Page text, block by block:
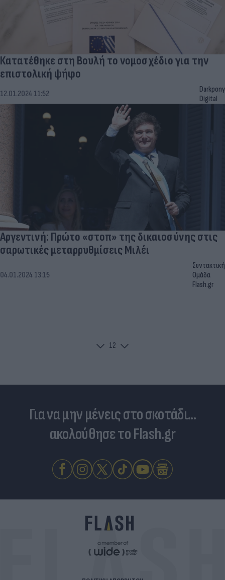
Κατατέθηκε στη Βουλή το νομοσχέδιο για την
επιστολική ψήφο
12.01.2024 11:52
Darkpony
Digital
Αργεντινή: Πρώτο «στοπ» της δικαιοσύνης στις
σαρωτικές μεταρρυθμίσεις Μιλέι
04.01.2024 13:15
Συντακτική
Ομάδα
Flash.gr
12
Για να μην μένεις στο σκοτάδι...
ακολούθησε το Flash.gr